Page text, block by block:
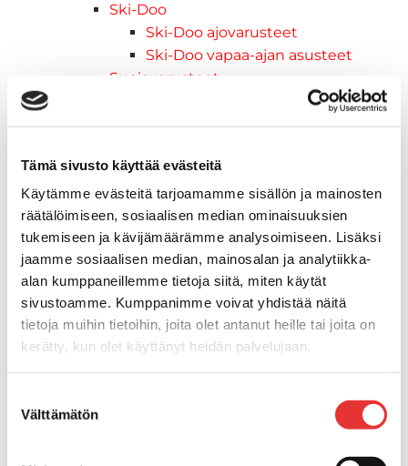
Tämä sivusto käyttää evästeitä
Käytämme evästeitä tarjoamamme sisällön ja mainosten
räätälöimiseen, sosiaalisen median ominaisuuksien
tukemiseen ja kävijämäärämme analysoimiseen. Lisäksi
jaamme sosiaalisen median, mainosalan ja analytiikka-
alan kumppaneillemme tietoja siitä, miten käytät
sivustoamme. Kumppanimme voivat yhdistää näitä
tietoja muihin tietoihin, joita olet antanut heille tai joita on
kerätty, kun olet käyttänyt heidän palvelujaan.
valinta
Välttämätön
Ski-Doo
Ski-Doo ajovarusteet
Ski-Doo vapaa-ajan asusteet
Suojavarusteet
Vapaa-aika
Woody's ohjausraudat
Mönkijät
Can-Am traktorimönkijät
Can-Am traktorimönkijät 2025
Can-Am traktorimönkijät 2026
Can-Am SSV-Mallit
Traxter mallisto
Traxter 2025
Traxter 2026
Maverick mallisto